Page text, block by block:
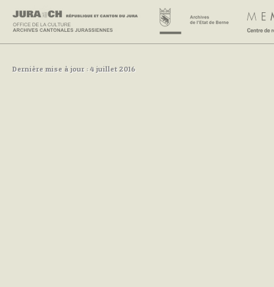
Dernière mise à jour : 4 juillet 2016